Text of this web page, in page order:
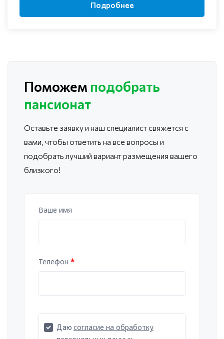
Подробнее
Поможем подобрать
пансионат
Оставьте заявку и наш специалист свяжется с
вами, чтобы ответить на все вопросы и
подобрать лучший вариант размещения вашего
близкого!